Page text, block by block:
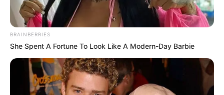
Fail! 10 Potret Makanan Gagal
Dimasak yang Bikin Kamu
Nggak Selera
BRAINBERRIES
She Spent A Fortune To Look Like A Modern-Day Barbie